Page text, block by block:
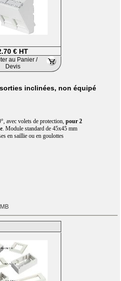
€ HT
au Panier /
Devis
inclinées, non équipé
avec volets de protection,pour 2
. Module standard de 45x45 mm
en saillie ou en goulottes